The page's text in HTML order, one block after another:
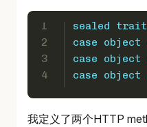
1
2
3
4
sealed trait
case
object
case
object
case
object
我定义了两个HTTP